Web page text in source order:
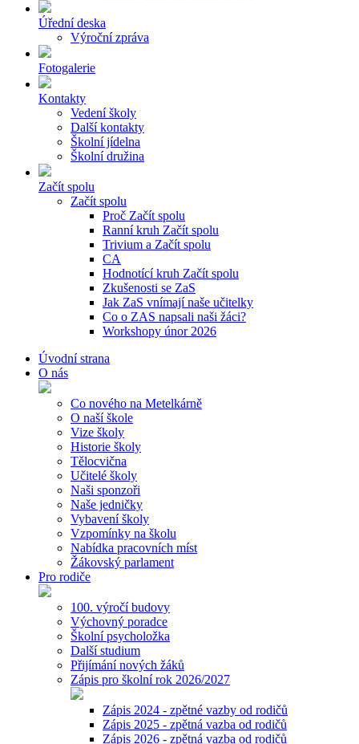
Úřední deska
Výroční zpráva
Fotogalerie
Kontakty
Vedení školy
Další kontakty
Školní jídelna
Školní družina
Začít spolu
Začít spolu
Proč Začít spolu
Ranní kruh Začít spolu
Trivium a Začít spolu
CA
Hodnotící kruh Začít spolu
Zkušenosti se ZaS
Jak ZaS vnímají naše učitelky
Co o ZAS napsali naši žáci?
Workshopy únor 2026
Úvodní strana
O nás
Co nového na Metelkárně
O naší škole
Vize školy
Historie školy
Tělocvična
Učitelé školy
Naši sponzoři
Naše jedničky
Vybavení školy
Vzpomínky na školu
Nabídka pracovních míst
Žákovský parlament
Pro rodiče
100. výročí budovy
Výchovný poradce
Školní psycholožka
Další studium
Přijímání nových žáků
Zápis pro školní rok 2026/2027
Zápis 2024 - zpětné vazby od rodičů
Zápis 2025 - zpětná vazba od rodičů
Zápis 2026 - zpětná vazba od rodičů